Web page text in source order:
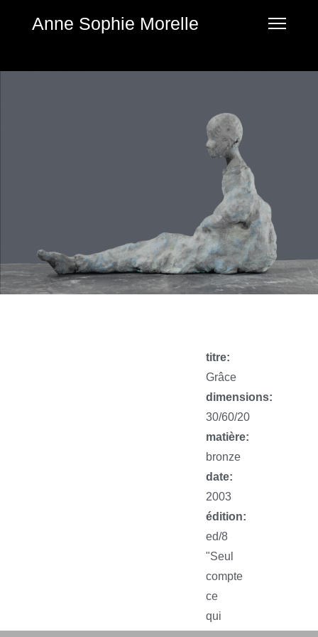
Anne Sophie Morelle
titre:
Grâce
dimensions:
30/60/20
matière:
bronze
date:
2003
édition:
ed/8
"Seul
compte
ce
qui